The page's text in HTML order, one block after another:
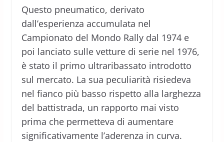
Questo pneumatico, derivato
dall’esperienza accumulata nel
Campionato del Mondo Rally dal 1974 e
poi lanciato sulle vetture di serie nel 1976,
è stato il primo ultraribassato introdotto
sul mercato. La sua peculiarità risiedeva
nel fianco più basso rispetto alla larghezza
del battistrada, un rapporto mai visto
prima che permetteva di aumentare
significativamente l’aderenza in curva.